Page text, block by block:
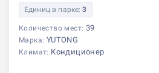
Единиц в парке:3
Количество мест: 39
Марка: YUTONG
Климат: Кондиционер